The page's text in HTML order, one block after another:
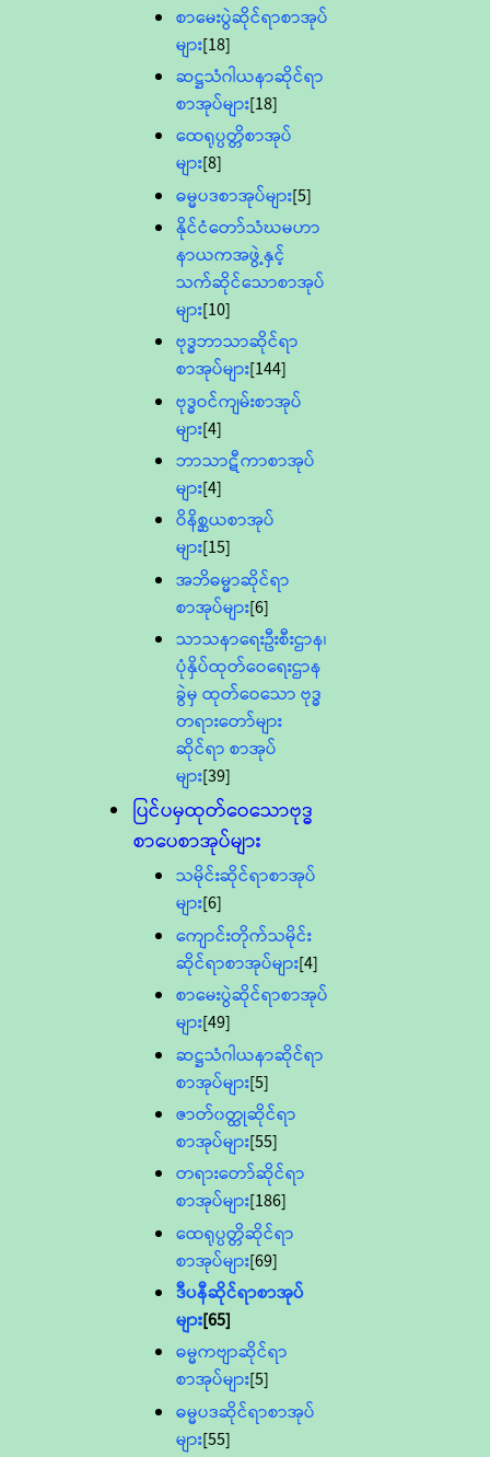
စာမေးပွဲဆိုင်ရာစာအုပ်
များ[18]
ဆဋ္ဌသံဂါယနာဆိုင်ရာ
စာအုပ်များ[18]
ထေရုပ္ပတ္တိစာအုပ်
များ[8]
ဓမ္မပဒစာအုပ်များ[5]
နိုင်ငံတော်သံဃမဟာ
နာယကအဖွဲ့နှင့်
သက်ဆိုင်သောစာအုပ်
များ[10]
ဗုဒ္ဓဘာသာဆိုင်ရာ
စာအုပ်များ[144]
ဗုဒ္ဓဝင်ကျမ်းစာအုပ်
များ[4]
ဘာသာဋီကာစာအုပ်
များ[4]
ဝိနိစ္ဆယစာအုပ်
များ[15]
အဘိဓမ္မာဆိုင်ရာ
စာအုပ်များ[6]
သာသနာရေးဦးစီးဌာန၊
ပုံနှိပ်ထုတ်ဝေရေးဌာန
ခွဲမှ ထုတ်ဝေသော ဗုဒ္ဓ
တရားတော်များ
ဆိုင်ရာ စာအုပ်
များ[39]
ပြင်ပမှထုတ်ဝေသောဗုဒ္ဓ
စာပေစာအုပ်များ
သမိုင်းဆိုင်ရာစာအုပ်
များ[6]
ကျောင်းတိုက်သမိုင်း
ဆိုင်ရာစာအုပ်များ[4]
စာမေးပွဲဆိုင်ရာစာအုပ်
များ[49]
ဆဋ္ဌသံဂါယနာဆိုင်ရာ
စာအုပ်များ[5]
ဇာတ်၀တ္ထုဆိုင်ရာ
စာအုပ်များ[55]
တရားတော်ဆိုင်ရာ
စာအုပ်များ[186]
ထေရုပ္ပတ္တိဆိုင်ရာ
စာအုပ်များ[69]
ဒီပနီဆိုင်ရာစာအုပ်
များ[65]
ဓမ္မကဗျာဆိုင်ရာ
စာအုပ်များ[5]
ဓမ္မပဒဆိုင်ရာစာအုပ်
များ[55]